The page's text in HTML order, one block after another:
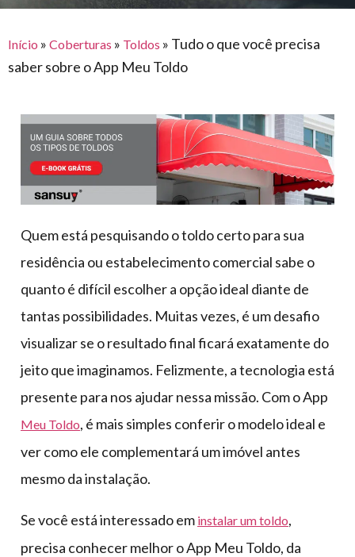
eventos
para
agronegócio
toldos
construção
civil
mercado
automotivo
móveis,
calçados,
epi's
e
multiúso
e logística
armazenagem
lonas
de
caminhoneiro
Início » Coberturas » Toldos » Tudo o que você precisa
saber sobre o App Meu Toldo
Quem está pesquisando o toldo certo para sua
residência ou estabelecimento comercial sabe o
quanto é difícil escolher a opção ideal diante de
tantas possibilidades. Muitas vezes, é um desafio
visualizar se o resultado final ficará exatamente do
jeito que imaginamos. Felizmente, a tecnologia está
presente para nos ajudar nessa missão. Com o App
Meu Toldo, é mais simples conferir o modelo ideal e
ver como ele complementará um imóvel antes
mesmo da instalação.
Se você está interessado em instalar um toldo,
precisa conhecer melhor o App Meu Toldo, da